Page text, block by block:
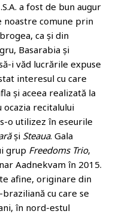
a fost de bun augur
noastre comune prin
ca și din
Basarabia și
i văd lucrările expuse
interesul cu care
și aceea realizată la
ocazia recitalului
o utilizez în eseurile
și Steaua. Gala
grup Freedoms Trio,
Aadnekvam în 2015.
afine, originare din
cu care se
în nord-estul